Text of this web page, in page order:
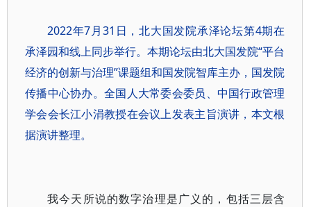
2022年7月31日，北大国发院承泽论坛第4期在
承泽园和线上同步举行。本期论坛由北大国发院“平台
经济的创新与治理”课题组和国发院智库主办，国发院
传播中心协办。全国人大常委会委员、中国行政管理
学会会长江小涓教授在会议上发表主旨演讲，本文根
据演讲整理。
我今天所说的数字治理是广义的，包括三层含